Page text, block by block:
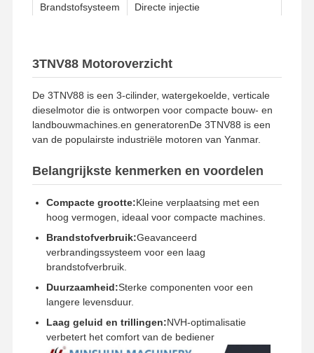
Thuis
Brandstofsysteem Directe injectie
Startmethode Elektrische start
3TNV88 Motoroverzicht
De 3TNV88 is een 3-cilinder, watergekoelde, verticale
dieselmotor die is ontworpen voor compacte bouw- en
landbouwmachines.en generatorenDe 3TNV88 is een
van de populairste industriële motoren van Yanmar.
Belangrijkste kenmerken en voordelen
Compacte grootte:Kleine verplaatsing met een
hoog vermogen, ideaal voor compacte machines.
Brandstofverbruik:Geavanceerd
verbrandingssysteem voor een laag
brandstofverbruik.
Duurzaamheid:Sterke componenten voor een
langere levensduur.
Laag geluid en trillingen:NVH-optimalisatie
verbetert het comfort van de bediener